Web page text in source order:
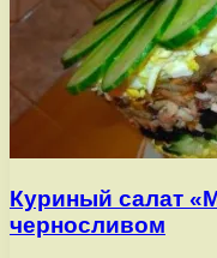
Куриный салат
черносливом